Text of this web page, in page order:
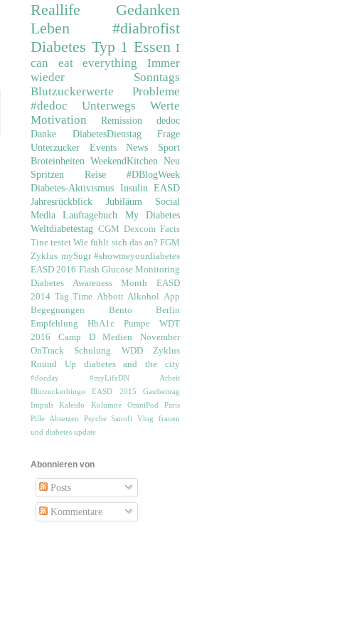
Reallife
Gedanken
Leben
#diabrofist
Diabetes Typ 1 Essen I
can eat everything
Immer
wieder Sonntags
Blutzuckerwerte
Probleme
#dedoc
Unterwegs
Werte
Motivation
Remission
dedoc
Danke
DiabetesDienstag
Frage
Unterzucker
Events News
Sport
Broteinheiten WeekendKitchen Neu
Spritzen
Reise
#DBlogWeek
Diabetes-Aktivismus Insulin EASD
Jahresrückblick
Jubiläum
Social
Media
Lauftagebuch
My Diabetes
Weltdiabetestag CGM Dexcom Facts
Tine testet Wie fühlt sich das an? FGM
Zyklus mySugr #showmeyourdiabetes
EASD 2016 Flash Glucose Monitoring
Diabetes Awareness Month
EASD
2014 Tag Time Abbott Alkohol App
Begegnungen
Bento
Berlin
Empfehlung
HbA1c Pumpe
WDT
2016
Camp D Medien
November
OnTrack
Schulung WDD
Zyklus
Round Up
diabetes and the city
#docday #myLifeDN
Arbeit
Blutzuckerbingo
EASD 2015
Gastbeitrag
Impuls
Kaleido Kolumne OmniPod
Paris
Pille Absetzen
Psyche Sanofi Vlog
frauen
und diabetes update
Abonnieren von
Posts
Kommentare